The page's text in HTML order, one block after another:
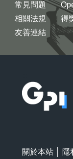
常見問題
相關法規
友善連結
得
關於本站 隱